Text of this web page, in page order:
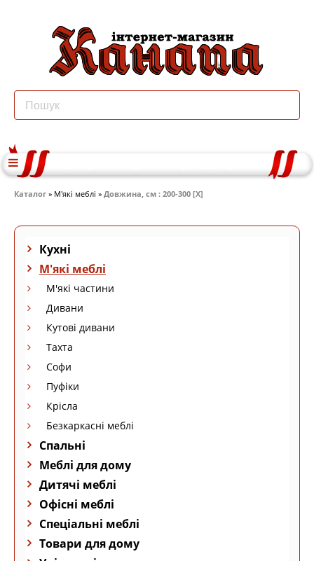
Каталог » М'які меблі » Довжина, см : 200-300 [X]
Кухні
М'які меблі
М'які частини
Дивани
Кутові дивани
Тахта
Софи
Пуфіки
Крісла
Безкаркасні меблі
Спальні
Меблі для дому
Дитячі меблі
Офісні меблі
Спеціальні меблі
Товари для дому